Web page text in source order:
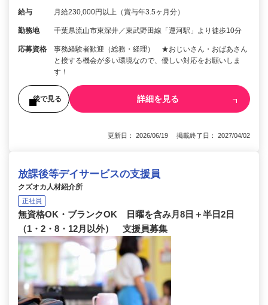
給与 月給230,000円以上（賞与年3.5ヶ月分）
勤務地 千葉県流山市東深井／東武野田線「運河駅」より徒歩10分
応募資格
事務経験者歓迎（総務・経理） ★おじいさん・おばあさん
と接する機会が多い環境なので、優しい対応をお願いしま
す！
後で見る 詳細を見る
更新日： 2026/06/19 掲載終了日： 2027/04/02
放課後等デイサービスの支援員
クズオカ人材紹介所
正社員
無資格OK・ブランクOK 日曜を含み月8日＋半日2日
（1・2・8・12月以外） 支援員募集